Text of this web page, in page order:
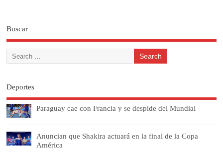
Buscar
Deportes
Paraguay cae con Francia y se despide del Mundial
Anuncian que Shakira actuará en la final de la Copa
América